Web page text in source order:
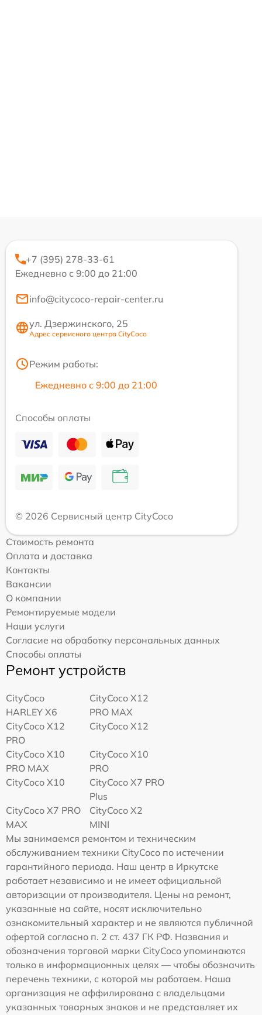
+7 (395) 278-33-61
Ежедневно с 9:00 до 21:00
info@citycoco-repair-center.ru
ул. Дзержинского, 25
Адрес сервисного центра CityCoco
Режим работы:
Ежедневно с 9:00 до 21:00
Способы оплаты
© 2026 Сервисный центр CityCoco
Стоимость ремонта
Оплата и доставка
Контакты
Вакансии
О компании
Ремонтируемые модели
Наши услуги
Согласие на обработку персональных данных
Способы оплаты
Ремонт устройств
CityCoco
HARLEY X6
CityCoco X12
PRO MAX
CityCoco X12
PRO
CityCoco X12
CityCoco X10
PRO MAX
CityCoco X10
PRO
CityCoco X10
CityCoco X7 PRO
Plus
CityCoco X7 PRO
MAX
CityCoco X2
MINI
Мы занимаемся ремонтом и техническим
обслуживанием техники CityCoco по истечении
гарантийного периода. Наш центр в Иркутске
работает независимо и не имеет официальной
авторизации от производителя. Цены на ремонт,
указанные на сайте, носят исключительно
ознакомительный характер и не являются публичной
офертой согласно п. 2 ст. 437 ГК РФ. Названия и
обозначения торговой марки CityCoco упоминаются
только в информационных целях — чтобы обозначить
перечень техники, с которой мы работаем. Наша
организация не аффилирована с владельцами
указанных товарных знаков и не представляет их